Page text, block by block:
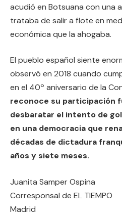
acudió en Botsuana con una
trataba de salir a flote en
económica que la ahogaba.
El pueblo español siente
observó en 2018 cuando
en el 40º aniversario de la
reconoce su participación
desbaratar el intento de
en una democracia que
décadas de dictadura
años y siete meses.
Juanita Samper Ospina
Corresponsal de EL TIEMPO
Madrid